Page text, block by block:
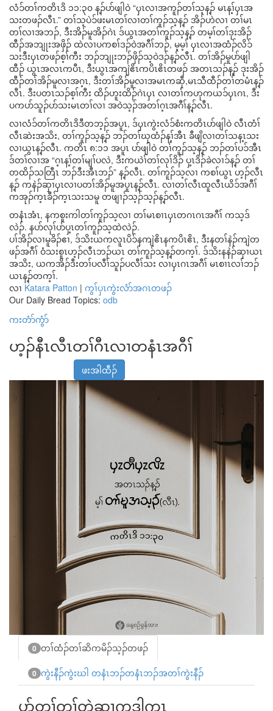
လံၥ်တၢ်ကတိၤဒိ ၁၁:၃၀ န့ၣ်ပာ်ဖျါဝဲ “ၦၤလၢအကူၣ်တၢ်သ့န့ၣ် မၤန့ၢ်ၦၤအ
သးတဖၣ်လီၤ.” တၢ်သ့ပဲၥ်ဖးမၤတၢ်လၢတၢ်ကူၣ်သ့န့ၣ် အိၣ်ဟဲလၢ တၢ်မၤ
တၢ်လၢအဘၣ်, ဒီးအိၣ်မူအိၣ်ဂဲၤ ဒ်ယွၤအတၢ်ကူၣ်သ့န့ၣ် တမ့ၢ်တၢ်ဒုးအိၣ်
ထီၣ်အဘျုးအဖှိၣ် ထဲလၢပကစၢ်ဒၣ်ဝဲအဂီၢ်ဘၣ်, မ့မ့ၢ် ၦၤလၢအထံၣ်လိၥ်
သးဒီးၦၤတဖၣ်စ့ၢ်ကီး ဘၣ်ဘျုးဘၣ်ဖှိၣ်သ့ဝဲဒၣ်န့ၣ်လီၤ. တၢ်အိၣ်မူပာ်ဖျါ
ထီၣ် ယွၤအလၤကပီၤ, ဒီးယွၤအကျဲဧိၤကပိၤဧိၤတဖၣ် အတၤသၣ်န့ၣ် ဒုးအိၣ်
ထီၣ်တၢ်အိၣ်မူလၢအဂ့ၤ, ဒီးတၢ်အိၣ်မူလၢအမၤကဆှီ,မၤသီထီၣ်တၢ်တမံၤန့ၣ်
လီၤ. ဒီးပတၤသၣ်စ့ၢ်ကီး ထိၣ်ဟူးထိၣ်ဂဲၤၦၤ လၢတၢ်ကဟုကယၥ်ၦၤဂၤ, ဒီး
ပကပာ်သူၣ်ပာ်သးမၤတၢ်လၢ အဝဲသ့ၣ်အတၢ်ဂ့ၤအဂီၢ်န့ၣ်လီၤ.
လၢလံၥ်တၢ်ကတိၤဒိဒီတဘ့ၣ်အပူၤ, ဒ်ၦၤကွဲးလံၥ်စံးကတိၤပာ်ဖျါဝဲ လီၤတံၢ်
လီၤဆဲးအသိး, တၢ်ကူၣ်သ့န့ၣ် ဘၣ်တၢ်ဃုထံၣ်န့ၢ်အီၤ ခီဖျိလၢတၢ်သန့ၤသး
လၢယွၤန့ၣ်လီၤ. ကတိၤ ၈:၁၁ အပူၤ ပာ်ဖျါဝဲ တၢ်ကူၣ်သ့န့ၣ် ဘၣ်တၢ်ပၥ်အီၤ
ဒ်တၢ်လၢအ “ဂ့ၤန့ၢ်တၢ်မျၢ်ပလဲ, ဒီးကယဲၢ်တၢ်လုၢ်ဒိၣ် ပှ့ၤဒိၣ်ခဲလၢၥ်န့ၣ် တၢ်
တထိၣ်သတြီၤ ဘၣ်ဒီးအီၤဘၣ်” န့ၣ်လီၤ. တၢ်ကူၣ်သ့လၢ ကစၢ်ယွၤ ဟ့ၣ်လီၤ
န့ၣ် ကနဲၣ်ဆှၢၦၤလၢပတၢ်အိၣ်မူအပူၤန့ၣ်လီၤ. လၢတၢ်လီၤထူလီၤယိၥ်အဂီၢ်
ကအုၣ်က့ၤခီၣ်က့ၤသးသမူ တဖျၢၣ်သ့ၣ်သ့ၣ်န့ၣ်လီၤ.
တနံၤအံၤ, နကစူးကါတၢ်ကူၣ်သ့လၢ တၢ်မၤစၢၤၦၤတဂၤဂၤအဂီၢ် ကသ့ဒ်
လဲၣ်. နပာ်လုၢ်ပာ်ပှ့ၤတၢ်ကူၣ်သ့ထဲလဲၣ်.
ပၢ်အိၣ်လၢမူခိၣ်ဧၢ, ဒ်သိးယကလူၤပိၥ်နကျဲဧိၤနကပိၤဧိၤ, ဒီးနတၢ်နဲၣ်ကျဲတ
ဖၣ်အဂီၢ် ဝံသးစူၤဟ့ၣ်လီၤဘၣ်ယၤ တၢ်ကူၣ်သ့န့ၣ်တက့ၢ်. ဒ်သိးနနဲၣ်ဆှၢယၤ
အသိး, ယကအိၣ်ဒီးတၢ်ပလီၢ်သူၣ်ပလီၢ်သး လၢၦၤဂၤအဂီၢ် မၤစၢၤလၢ်ဘၣ်
ယၤန့ၣ်တက့ၢ်.
လၢ Katara Patton | ကွၢ်ပှၤကွဲးလံာ်အဂၤတဖၣ်
Our Daily Bread Topics: odb
ကးတံာ်ကွံာ်
ဟ့ၣ်နီၤလီၤတၢ်ဂီၤလၢတနံၤအဂီၢ်
ဖးအါထီၣ်
0 တၢ်ထံၣ်တၢ်ဆိကမိၣ်သ့ၣ်တဖၣ်
0 ကွဲးနီၣ်ကွဲးဃါ တနံၤဘၣ်တနံၤဘၣ်အတၢ်ကွဲးနီၣ်
ပာ်တ့ၢ်တၢ်တဲဆၢကဒါက့ၤ